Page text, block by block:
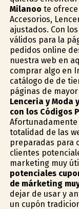
Milanoo te
Accesorios,
ajustados. Con los
válidos para la
pedidos online
nuestra web en
comprar algo en
catálogo de de
páginas de
Lenceria y Moda
con los Códigos
totalidad de las
preparadas para
clientes
marketing muy
potenciales
de márketing
dejar de usar y
un cupón